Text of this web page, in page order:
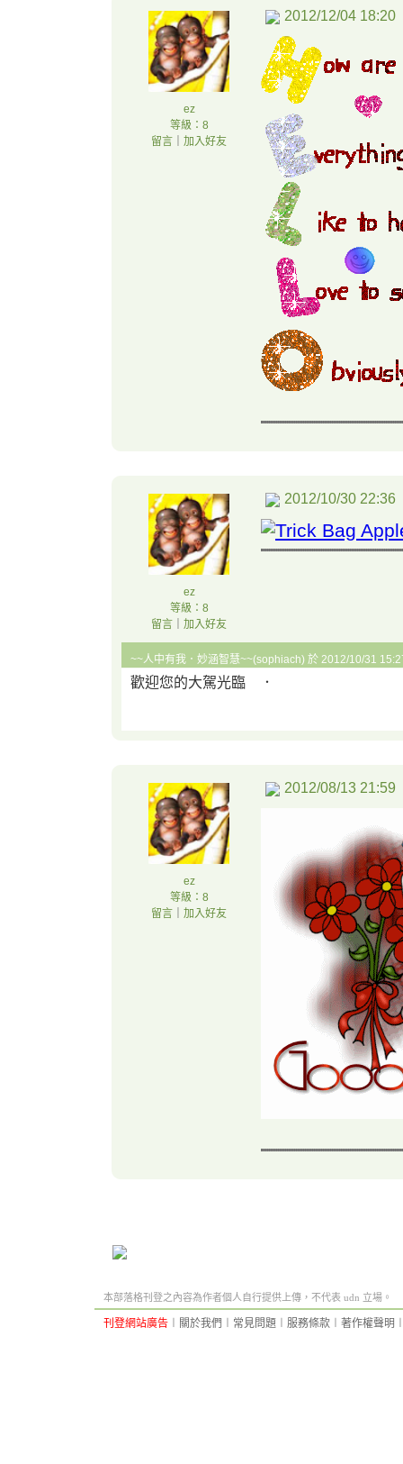
ez
等級：8
留言
加入好友
2012/12/04 18:20
ez
等級：8
留言
加入好友
2012/10/30 22:36
~~人中有我．妙涵智慧~~(sophiach) 於 2012/10/31
歡迎您的大駕光臨 ．
ez
等級：8
留言
加入好友
2012/08/13 21:59
本部落格刊登之內容為作者個人自行提供上傳，不代表 udn 立場。
刊登網站廣告 關於我們 常見問題 服務條款 著作權聲明